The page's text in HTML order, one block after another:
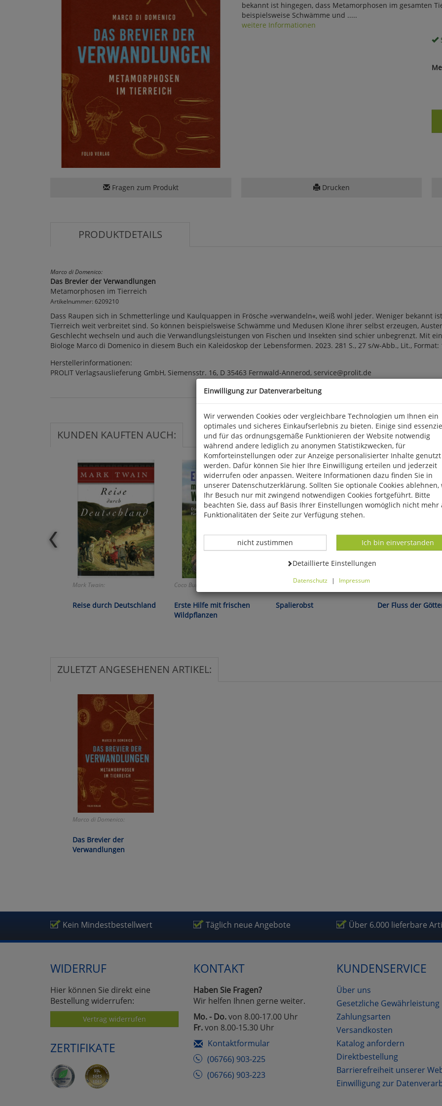
bekannt ist hingegen, dass Metamorphosen im gesamten
beispielsweise Schwämme und .....
weitere Informationen
Fragen zum Produkt Drucken
PRODUKTDETAILS
Marco di Domenico:
Das Brevier der Verwandlungen
Metamorphosen im Tierreich
Artikelnummer: 6209210
Dass Raupen sich in Schmetterlinge und Kaulquappen in Frösche »verwandeln«, weiß wohl jeder. Weniger bekannt
Tierreich weit verbreitet sind. So können beispielsweise Schwämme und Medusen Klone ihrer selbst erzeugen,
Geschlecht wechseln und auch die Verwandlungsleistungen von Fischen und Insekten sind schier unbegrenzt. Mit
Biologe Marco di Domenico in diesem Buch ein Kaleidoskop der Lebensformen. 2023. 281 S., 27 s/w-Abb., Lit., Format:
Herstellerinformationen:
PROLIT Verlagsauslieferung GmbH, Siemensstr. 16, D 35463 Fernwald-Annerod, service@prolit.de
KUNDEN KAUFTEN AUCH:
Mark Twain:
Reise durch Deutschland
Coco Burckhardt:
Erste Hilfe mit frischen
Wildpflanzen
Großmann/Wackwitz:
Spalierobst Der Fluss der
ZULETZT ANGESEHENEN ARTIKEL:
Marco di Domenico:
Das Brevier der
Verwandlungen
Kein Mindestbestellwert Täglich neue Angebote Über 6.000 lieferbare
WIDERRUF
Hier können Sie direkt eine
Bestellung widerrufen:
Vertrag widerrufen
ZERTIFIKATE
KONTAKT
Haben Sie Fragen?
Wir helfen Ihnen gerne weiter.
Mo. - Do.von 8.00-17.00 Uhr
Fr.von 8.00-15.30 Uhr
Kontaktformular
(06766) 903-225
(06766) 903-223
KUNDENSERVICE
Über uns
Gesetzliche Gewährleistung
Zahlungsarten
Versandkosten
Katalog anfordern
Direktbestellung
Barrierefreiheit unserer
Einwilligung zur
Einwilligung zur Datenverarbeitung
Wir verwenden Cookies oder vergleichbare Technologien um Ihnen ein
optimales und sicheres Einkaufserlebnis zu bieten. Einige sind
und für das ordnungsgemäße Funktionieren der Website notwendig
während andere lediglich zu anonymen Statistikzwecken, für
Komforteinstellungen oder zur Anzeige personalisierter Inhalte genutzt
werden. Dafür können Sie hier Ihre Einwilligung erteilen und jederzeit
widerrufen oder anpassen. Weitere Informationen dazu finden Sie in
unserer Datenschutzerklärung. Sollten Sie optionale Cookies ablehnen,
Ihr Besuch nur mit zwingend notwendigen Cookies fortgeführt. Bitte
beachten Sie, dass auf Basis Ihrer Einstellungen womöglich nicht mehr
Funktionalitäten der Seite zur Verfügung stehen.
Datenverarbeitung -
Ich bin einverstanden
Datenverarbeitung -
nicht zustimmen
Datenverarbeitung -
Detaillierte Einstellungen
Datenschutz | Impressum
Cookies ablehnen, wird Ihr Besuch nur mit zwingend notwendigen
fortgeführt. Bitte beachten Sie, dass auf Basis Ihrer Einstellungen
nicht mehr alle Funktionalitäten der Seite zur Verfügung stehen.